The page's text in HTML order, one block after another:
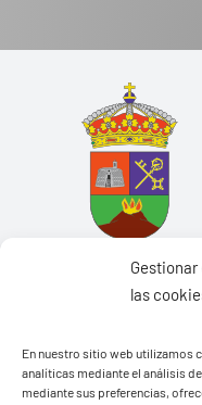
las
En nuestro sitio web utilizamos
analíticas mediante el análisis
mediante sus preferencias,
Ayuntamiento de